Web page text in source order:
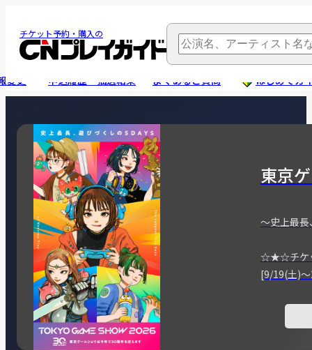
チケット予約・購入の
変更 申込履歴・抽選結果 よくあるご質問 はじめてガ
東京
～史上最長
☆★☆チケ
[9/19(土)